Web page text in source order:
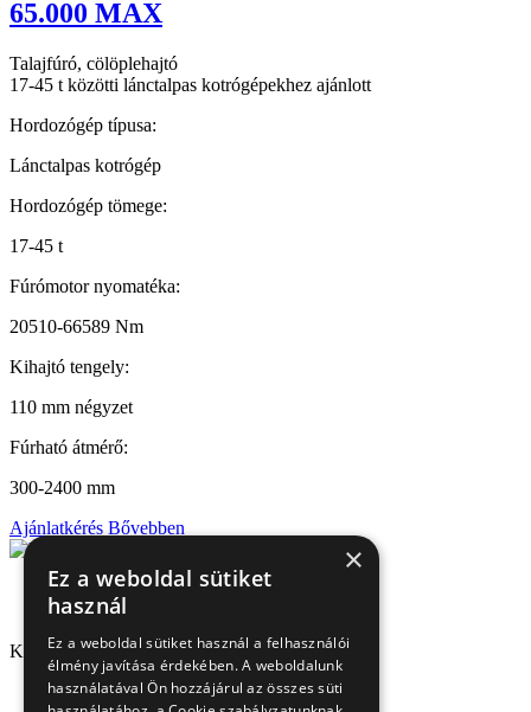
65.000 MAX
Talajfúró, cölöplehajtó
17-45 t közötti lánctalpas kotrógépekhez ajánlott
Hordozógép típusa:
Lánctalpas kotrógép
Hordozógép tömege:
17-45 t
Fúrómotor nyomatéka:
20510-66589 Nm
Kihajtó tengely:
110 mm négyzet
Fúrható átmérő:
300-2400 mm
Ajánlatkérés Bővebben
Kapcsolat
1151 Budapest, Mélyfúró u. 2/E.
×
Ez a weboldal sütiket
használ
Ez a weboldal sütiket használ a felhasználói
élmény javítása érdekében. A weboldalunk
használatával Ön hozzájárul az összes süti